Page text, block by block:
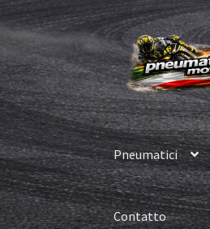
Vai
alla
navigazione
Vai
al
contenuto
Pneumatici
Contatto